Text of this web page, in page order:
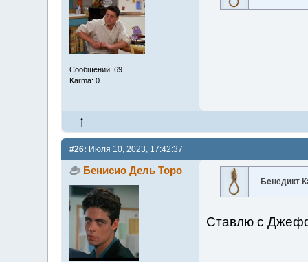
Сообщений: 69
Karma: 0
#26: Июля 10, 2023, 17:42:37
Бенисио Дель Торо
Бенедикт
Ставлю с